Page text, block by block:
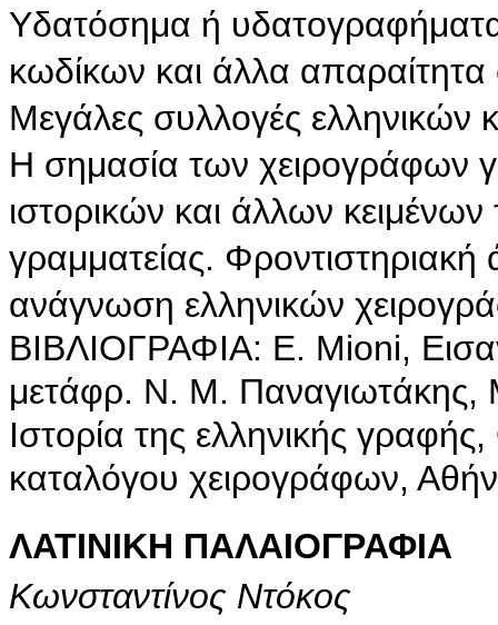
Υδατόσημα ή
κωδίκων και άλλα
Μεγάλες συλλογές ελληνικών
Η σημασία των χειρογράφων
ιστορικών και άλλων κειμένων
γραμματείας.
ανάγνωση ελληνικών
ΒΙΒΛΙΟΓΡΑΦΙΑ: E. Mioni,
μετάφρ. Ν. Μ. Παναγιωτάκης,
Ιστορία της ελληνικής
καταλόγου χειρογράφων,
ΛΑΤΙΝΙΚΗ ΠΑΛΑΙΟΓΡΑΦΙΑ
Κωνσταντίνος Ντόκος